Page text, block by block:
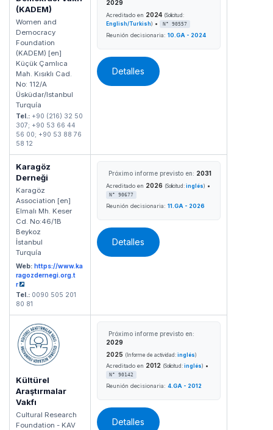
(KADEM)
Women and
Democracy
Foundation
(KADEM) [en]
Küçük Çamlıca
Mah. Kısıklı Cad.
No: 112/A
Üsküdar/Istanbul
Turquía
Tel.: +90 (216) 32 50
307; +90 53 66 44
56 00; +90 53 88 76
58 12
2029
Acreditado en 2024 (Solicitud:
English/Turkish) • N° 90557
Reunión decisionaria: 10.GA - 2024
Detalles
Karagöz
Derneği
Karagöz
Association [en]
Elmalı Mh. Keser
Cd. No:46/1B
Beykoz
İstanbul
Turquía
Web: https://www.ka
ragozdernegi.org.t
r
Tel.: 0090 505 201
80 81
Próximo informe previsto en: 2031
Acreditado en 2026 (Solicitud: inglés) •
N° 90677
Reunión decisionaria: 11.GA - 2026
Detalles
Kültürel
Araştırmalar
Vakfı
Cultural Research
Foundation - KAV
Próximo informe previsto en:
2029
2025 (Informe de actividad: inglés)
Acreditado en 2012 (Solicitud: inglés) •
N° 90142
Reunión decisionaria: 4.GA - 2012
Detalles